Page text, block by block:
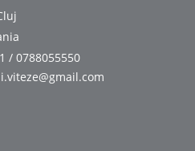
/ 0788055550